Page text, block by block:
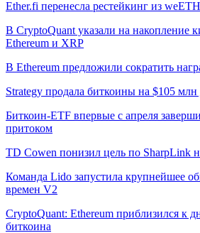
Ether.fi перенесла рестейкинг из
В CryptoQuant указали на накопление
Ethereum и XRP
В Ethereum предложили сократить
Strategy продала биткоины на $105
Биткоин-ETF впервые с апреля
притоком
TD Cowen понизил цель по SharpLink
Команда Lido запустила крупнейшее
времен V2
CryptoQuant: Ethereum приблизился к
биткоина